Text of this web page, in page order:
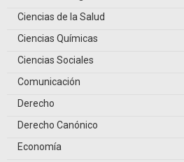
Ciencias de la Salud
Ciencias Químicas
Ciencias Sociales
Comunicación
Derecho
Derecho Canónico
Economía